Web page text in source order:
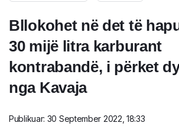
Bllokohet në det të
30 mijë litra karburant
kontrabandë, i përket
nga Kavaja
Publikuar: 30 September 2022, 18:33